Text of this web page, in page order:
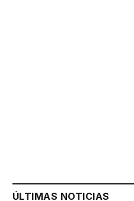
ÚLTIMAS NOTICIAS